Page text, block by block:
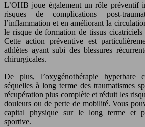
L’OHB joue également un rôle préventif
risques de complications post-
l’inflammation et en améliorant la
le risque de formation de tissus
Cette action préventive est
athlètes ayant subi des blessures
chirurgicales.
De plus, l’oxygénothérapie
séquelles à long terme des traumatismes
récupération plus complète et réduit les
douleurs ou de perte de mobilité. Vous
capital physique sur le long terme et
sportive.